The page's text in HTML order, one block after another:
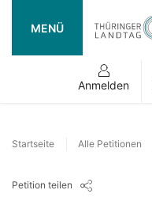
MENÜ
Anmelden
Startseite Alle Petitionen
Petition teilen